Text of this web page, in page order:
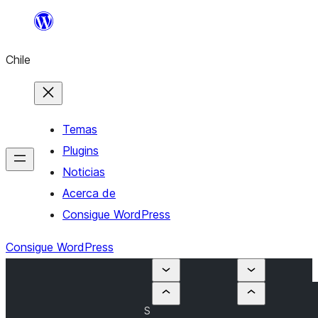
Saltar
contenido
Chile
Temas
Plugins
Noticias
Acerca de
Consigue WordPress
Consigue WordPress
S